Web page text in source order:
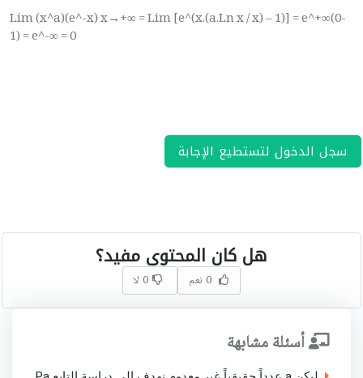
Lim (x^a)(e^-x) x→+∞ = Lim [e^(x.(a.Ln x / x) – 1)] = e^+∞(0-
1) = e^-∞ = 0
سجل الدخول لتستطيع الإجابة
هل كان المحتوى مفيد؟
0 نعم 0 لا
أسئلة مشابهة